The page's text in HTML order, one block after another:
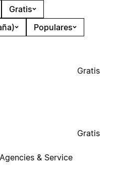
Gratis
Populares
Gratis
& Service
Gratis